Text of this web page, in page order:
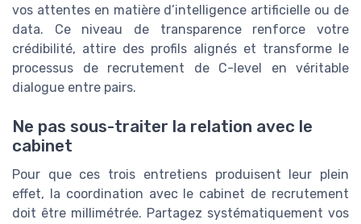
vos attentes en matière d’intelligence artificielle ou de
data. Ce niveau de transparence renforce votre
crédibilité, attire des profils alignés et transforme le
processus de recrutement de C-level en véritable
dialogue entre pairs.
Ne pas sous-traiter la relation avec le
cabinet
Pour que ces trois entretiens produisent leur plein
effet, la coordination avec le cabinet de recrutement
doit être millimétrée. Partagez systématiquement vos